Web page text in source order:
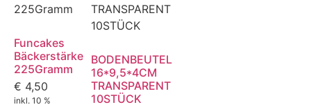
Funcakes
Bäckerstärke
225Gramm
€ 4,50
inkl. 10 %
BODENBEUTEL
16*9,5*4CM
TRANSPARENT
10STÜCK